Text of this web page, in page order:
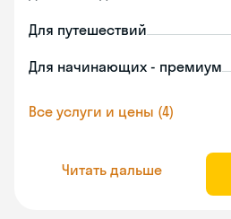
Для путешествий
Для начинающих - премиум
Все услуги и цены (4)
Читать дальше